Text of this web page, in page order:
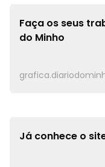
Faça os seus
do Minho
Já conhece o